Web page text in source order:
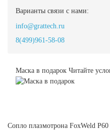
Варианты связи с нами:
info@grattech.ru
8(499)961-58-08
Маска в подарок Читайте
Сопло плазмотрона FoxWeld